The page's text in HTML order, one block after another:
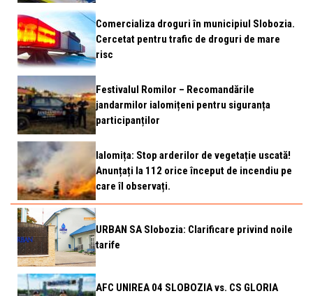
Comercializa droguri în municipiul Slobozia.
Cercetat pentru trafic de droguri de mare
risc
Festivalul Romilor – Recomandările
jandarmilor ialomițeni pentru siguranța
participanților
Ialomița: Stop arderilor de vegetație uscată!
Anunțați la 112 orice început de incendiu pe
care îl observați.
URBAN SA Slobozia: Clarificare privind noile
tarife
AFC UNIREA 04 SLOBOZIA vs. CS GLORIA